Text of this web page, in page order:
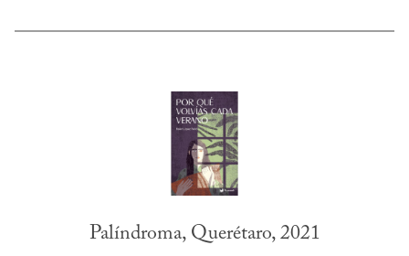
Palíndroma, Querétaro, 2021